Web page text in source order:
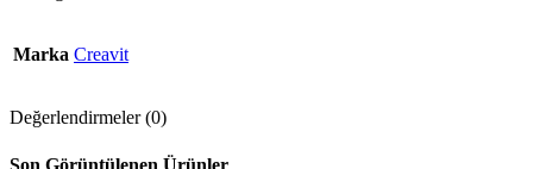
Marka Creavit
Değerlendirmeler (0)
Son Görüntülenen Ürünler